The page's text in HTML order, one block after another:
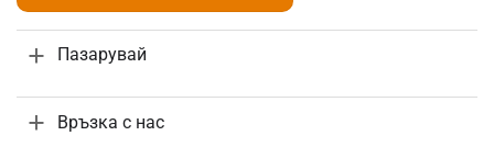
Пазарувай
Връзка с нас